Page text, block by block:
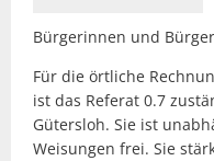
Bürgerinnen und
Für die örtliche
ist das Referat 0.7
Gütersloh. Sie ist
Weisungen frei. Sie